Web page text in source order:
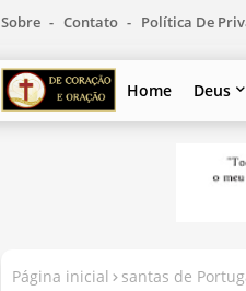
Sobre Contato Política De
Home Deus
Página inicial santas de